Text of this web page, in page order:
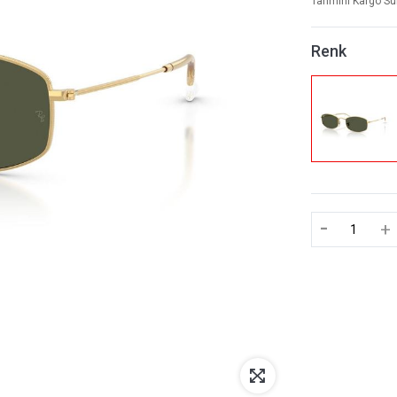
Renk
- +